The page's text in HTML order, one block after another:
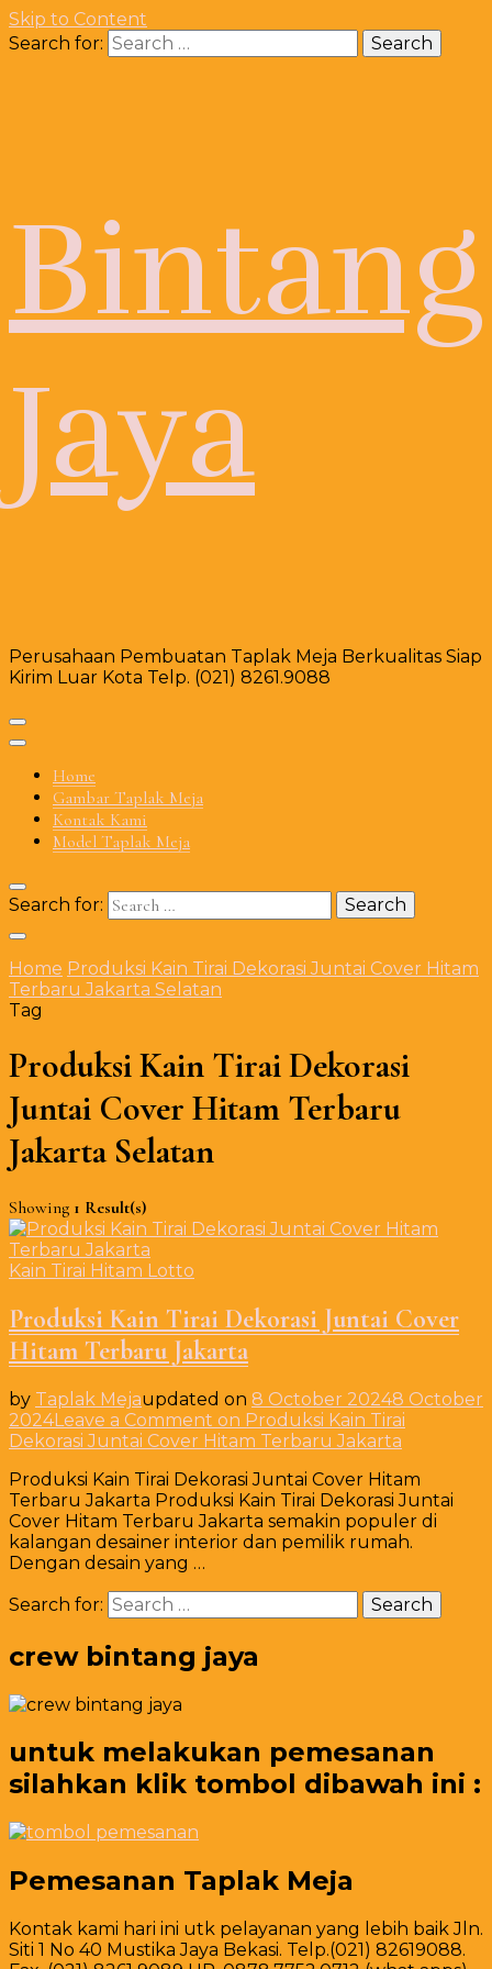
Skip to Content
Search for:
Bintang
Jaya
Perusahaan Pembuatan Taplak Meja Berkualitas Siap
Kirim Luar Kota Telp. (021) 8261.9088
Home
Gambar Taplak Meja
Kontak Kami
Model Taplak Meja
Search for:
Home Produksi Kain Tirai Dekorasi Juntai Cover Hitam
Terbaru Jakarta Selatan
Tag
Produksi Kain Tirai Dekorasi
Juntai Cover Hitam Terbaru
Jakarta Selatan
Showing 1 Result(s)
Kain Tirai Hitam Lotto
Produksi Kain Tirai Dekorasi Juntai Cover
Hitam Terbaru Jakarta
by Taplak Mejaupdated on 8 October 20248 October
2024Leave a Comment on Produksi Kain Tirai
Dekorasi Juntai Cover Hitam Terbaru Jakarta
Produksi Kain Tirai Dekorasi Juntai Cover Hitam
Terbaru Jakarta Produksi Kain Tirai Dekorasi Juntai
Cover Hitam Terbaru Jakarta semakin populer di
kalangan desainer interior dan pemilik rumah.
Dengan desain yang …
Search for:
crew bintang jaya
untuk melakukan pemesanan
silahkan klik tombol dibawah ini :
Pemesanan Taplak Meja
Kontak kami hari ini utk pelayanan yang lebih baik Jln.
Siti 1 No 40 Mustika Jaya Bekasi. Telp.(021) 82619088.